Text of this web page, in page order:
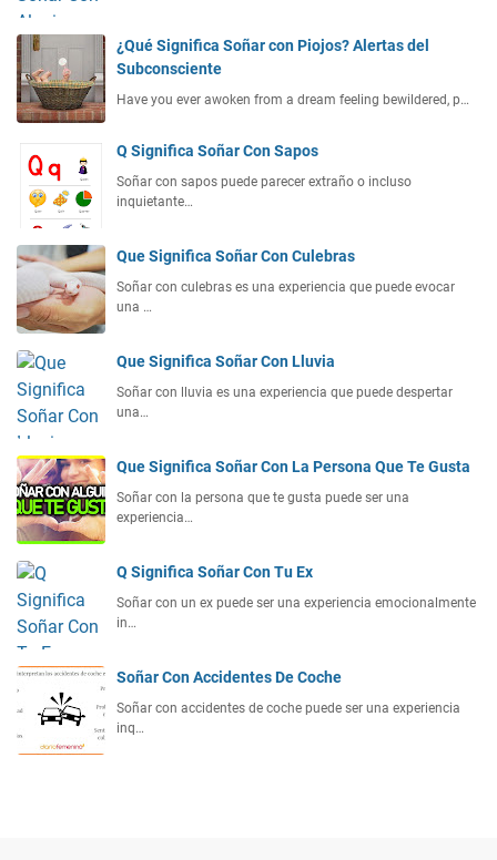
¿Qué Significa Soñar con Piojos? Alertas del
Subconsciente
Have you ever awoken from a dream feeling bewildered, p…
Q Significa Soñar Con Sapos
Soñar con sapos puede parecer extraño o incluso
inquietante…
Que Significa Soñar Con Culebras
Soñar con culebras es una experiencia que puede evocar
una …
Que Significa Soñar Con Lluvia
Soñar con lluvia es una experiencia que puede despertar
una…
Que Significa Soñar Con La Persona Que Te Gusta
Soñar con la persona que te gusta puede ser una
experiencia…
Q Significa Soñar Con Tu Ex
Soñar con un ex puede ser una experiencia emocionalmente
in…
Soñar Con Accidentes De Coche
Soñar con accidentes de coche puede ser una experiencia
inq…